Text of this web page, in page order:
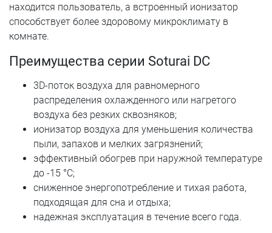
находится пользователь, а встроенный ионизатор
способствует более здоровому микроклимату в
комнате.
Преимущества серии Soturai DC
3D-поток воздуха для равномерного
распределения охлажденного или нагретого
воздуха без резких сквозняков;
ионизатор воздуха для уменьшения количества
пыли, запахов и мелких загрязнений;
эффективный обогрев при наружной температуре
до -15 °C;
сниженное энергопотребление и тихая работа,
подходящая для сна и отдыха;
надежная эксплуатация в течение всего года.